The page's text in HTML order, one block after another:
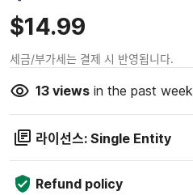
$14.99
세금/부가세는 결제 시 반영됩니다.
13viewsin the past week
라이선스: Single Entity
Refund policy